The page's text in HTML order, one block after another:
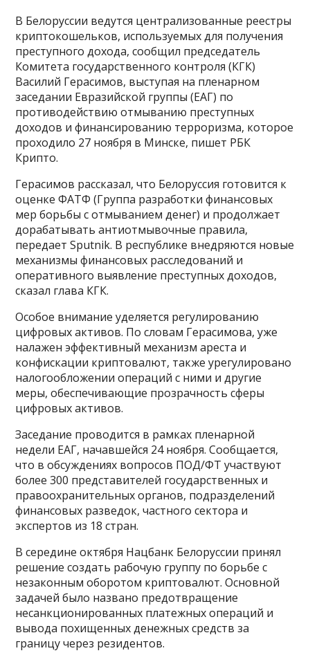
В Белоруссии ведутся централизованные реестры
криптокошельков, используемых для получения
преступного дохода, сообщил председатель
Комитета государственного контроля (КГК)
Василий Герасимов, выступая на пленарном
заседании Евразийской группы (ЕАГ) по
противодействию отмыванию преступных
доходов и финансированию терроризма, которое
проходило 27 ноября в Минске, пишет РБК
Крипто.
Герасимов рассказал, что Белоруссия готовится к
оценке ФАТФ (Группа разработки финансовых
мер борьбы с отмыванием денег) и продолжает
дорабатывать антиотмывочные правила,
передает Sрutnik. В республике внедряются новые
механизмы финансовых расследований и
оперативного выявление преступных доходов,
сказал глава КГК.
Особое внимание уделяется регулированию
цифровых активов. По словам Герасимова, уже
налажен эффективный механизм ареста и
конфискации криптовалют, также урегулировано
налогообложении операций с ними и другие
меры, обеспечивающие прозрачность сферы
цифровых активов.
Заседание проводится в рамках пленарной
недели ЕАГ, начавшейся 24 ноября. Сообщается,
что в обсуждениях вопросов ПОД/ФТ участвуют
более 300 представителей государственных и
правоохранительных органов, подразделений
финансовых разведок, частного сектора и
экспертов из 18 стран.
В середине октября Нацбанк Белоруссии принял
решение создать рабочую группу по борьбе с
незаконным оборотом криптовалют. Основной
задачей было названо предотвращение
несанкционированных платежных операций и
вывода похищенных денежных средств за
границу через резидентов.